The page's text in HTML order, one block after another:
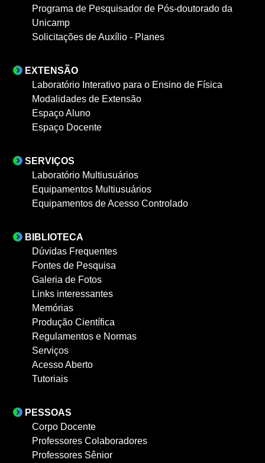
Programa de Pesquisador de Pós-doutorado da
Unicamp
Solicitações de Auxílio - Planes
EXTENSÃO
Laboratório Interativo para o Ensino de Física
Modalidades de Extensão
Espaço Aluno
Espaço Docente
SERVIÇOS
Laboratório Multiusuários
Equipamentos Multiusuários
Equipamentos de Acesso Controlado
BIBLIOTECA
Dúvidas Frequentes
Fontes de Pesquisa
Galeria de Fotos
Links interessantes
Memórias
Produção Científica
Regulamentos e Normas
Serviços
Acesso Aberto
Tutoriais
PESSOAS
Corpo Docente
Professores Colaboradores
Professores Sênior